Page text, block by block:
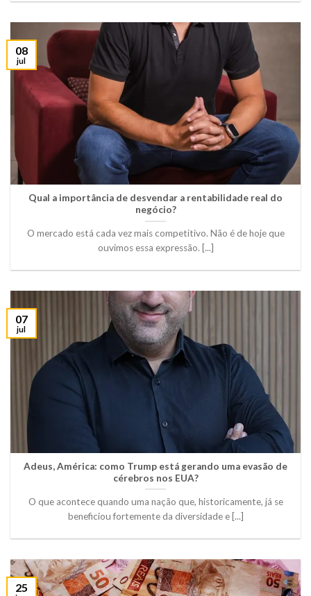
Qual a importância de desvendar a rentabilidade real do
negócio?
O mercado está cada vez mais competitivo. Não é de hoje que
ouvimos essa expressão. [...]
08
jul
Adeus, América: como Trump está gerando uma evasão de
cérebros nos EUA?
O que acontece quando uma nação que, historicamente, já se
beneficiou fortemente da diversidade e [...]
07
jul
25